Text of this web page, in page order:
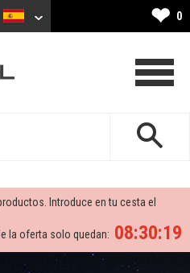
❤ 0
Introduce en tu cesta el
08:30:18
la oferta solo quedan: